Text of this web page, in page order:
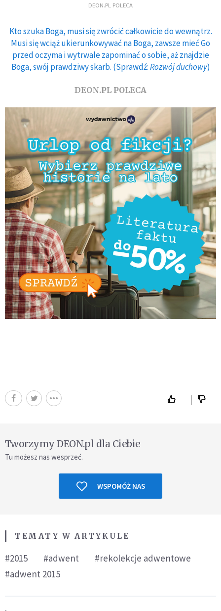
DEON.PL POLECA
Kto szuka Boga, musi się zwrócić całkowicie do wewnątrz.
Musi się wciąż ukierunkowywać na Boga, zawsze mieć Go
przed oczyma i wytrwale zapominać o sobie, aż znajdzie
Boga, swój prawdziwy skarb. (Sprawdź:Rozwój duchowy)
DEON.PL POLECA
Tworzymy DEON.pl dla Ciebie
Tu możesz nas wesprzeć.
WSPOMÓŻ NAS
TEMATY W ARTYKULE
#2015 #adwent
#rekolekcje adwentowe
#adwent 2015